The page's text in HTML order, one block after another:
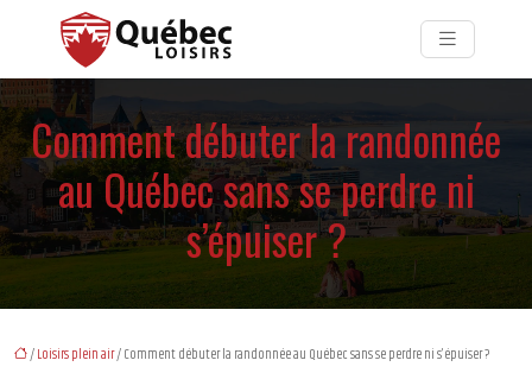
Comment débuter la randonnée
au Québec sans se perdre ni
s’épuiser ?
/Loisirs plein air/ Comment débuter la randonnée au Québec sans se perdre ni s’épuiser ?